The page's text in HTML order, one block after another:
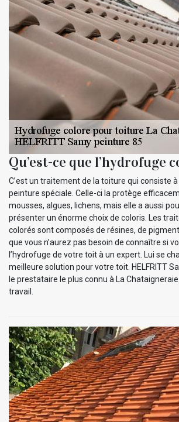
Qu’est-ce que l’hydrofuge
C’est un traitement de la toiture qui consiste à
peinture spéciale. Celle-ci la protège
mousses, algues, lichens, mais elle a aussi
présenter un énorme choix de coloris. Les
colorés sont composés de résines, de
que vous n’aurez pas besoin de connaître si
l’hydrofuge de votre toit à un expert. Lui se
meilleure solution pour votre toit. HELFRITT
le prestataire le plus connu à La
travail.